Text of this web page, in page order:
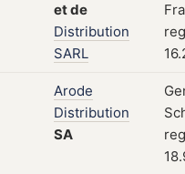
etde
Distribution
SARL
Arode
Distribution
SA